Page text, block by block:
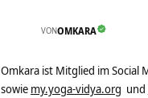
VONOMKARA
Omkara ist Mitglied im Social
sowie my.yoga-vidya.org und